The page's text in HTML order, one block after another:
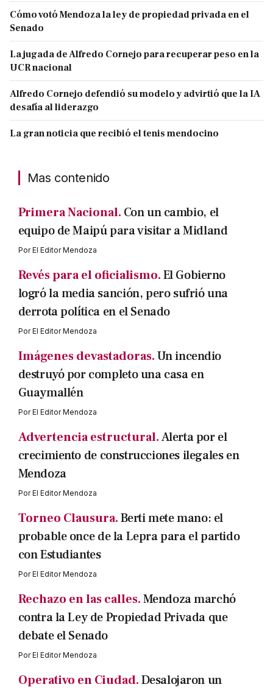
Cómo votó Mendoza la ley de propiedad privada en el
Senado
La jugada de Alfredo Cornejo para recuperar peso en la
UCR nacional
Alfredo Cornejo defendió su modelo y advirtió que la IA
desafía al liderazgo
La gran noticia que recibió el tenis mendocino
Mas contenido
Primera Nacional. Con un cambio, el
equipo de Maipú para visitar a Midland
PorEl Editor Mendoza
Revés para el oficialismo.El Gobierno
logró la media sanción, pero sufrió una
derrota política en el Senado
PorEl Editor Mendoza
Imágenes devastadoras.Un incendio
destruyó por completo una casa en
Guaymallén
PorEl Editor Mendoza
Advertencia estructural.Alerta por el
crecimiento de construcciones ilegales en
Mendoza
PorEl Editor Mendoza
Torneo Clausura.Berti mete mano: el
probable once de la Lepra para el partido
con Estudiantes
PorEl Editor Mendoza
Rechazo en las calles.Mendoza marchó
contra la Ley de Propiedad Privada que
debate el Senado
PorEl Editor Mendoza
Operativo en Ciudad.Desalojaron un